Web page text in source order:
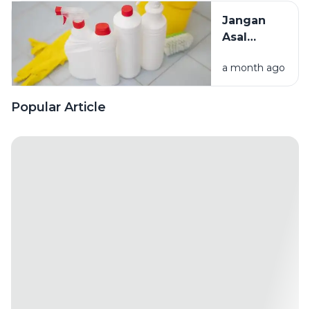
Mengatasinya
Jangan
Asal
Bahan
Pembersih
a month ago
Popular Article